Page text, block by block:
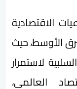
الاقتصادية
الأوسط، حيث
لاستمرار
العالمي،